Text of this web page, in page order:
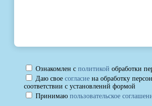
Ознакомлен с политикой обработки
Даю свое согласие на обработку
соответствии с установленнй формой
Принимаю пользовательское